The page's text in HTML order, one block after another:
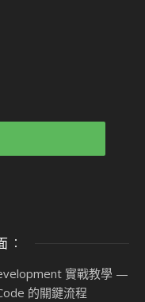
︰
實戰教學 —
的關鍵流程